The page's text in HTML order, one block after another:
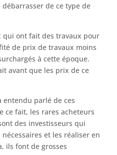
de ce type de
qui ont fait des travaux pour
de prix de travaux moins
à cette époque.
avant que les prix de ce
entendu parlé de ces
ce fait, les rares acheteurs
des investisseurs qui
et les réaliser en
ils font de grosses